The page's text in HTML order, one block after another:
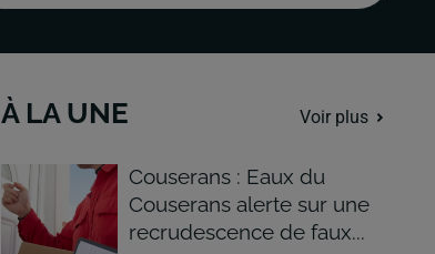
À LA UNE Voir plus
Couserans : Eaux du
Couserans alerte sur une
recrudescence de faux...